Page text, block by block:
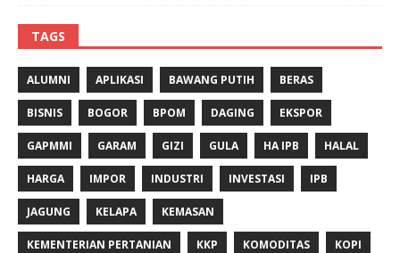
TAGS
ALUMNI APLIKASI BAWANG PUTIH BERAS
BISNIS BOGOR BPOM DAGING EKSPOR
GAPMMI GARAM GIZI GULA HA IPB HALAL
HARGA IMPOR INDUSTRI INVESTASI IPB
JAGUNG KELAPA KEMASAN
KEMENTERIAN PERTANIAN KKP KOMODITAS KOPI